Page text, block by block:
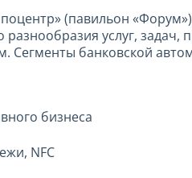
(павильон
услуг, задач,
Сегменты банковской
бизнеса
NFC